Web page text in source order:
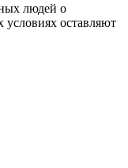
людей о
оставляют